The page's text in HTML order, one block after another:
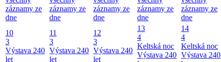
záznamy ze
dne
záznamy ze
dne
záznamy ze
dne
záznamy ze
dne
záznamy ze
dne
10
3
Výstava 240
let
11
3
Výstava 240
let
12
3
Výstava 240
let
13
4
Keltská noc
Výstava 240
14
4
Keltská noc
Výstava 240